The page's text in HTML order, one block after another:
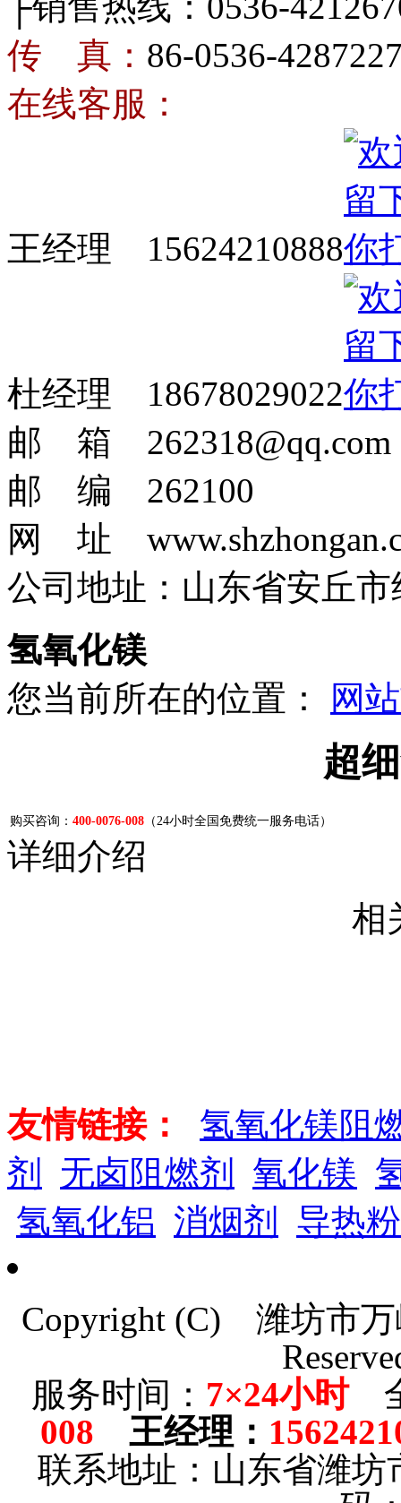
传 真： 86-0536-
在线客服：
王经理 15624210888
杜经理 18678029022
邮 箱 262318@qq.com
邮 编 262100
网 址
公司地址：山东省安丘
氢氧化镁
您当前所在的位置：
网
超
购买咨询： 400-0076-008 （24小时全国免费统一服务电话）
详细介绍
相
友情链接：
氢氧化镁阻
剂
无卤阻燃剂 氧化镁
氢氧化铝 消烟剂 导热粉
Copyright (C) 潍坊市
服务时间： 7×24小时全
008 王经理 ：
联系地址：山东省潍